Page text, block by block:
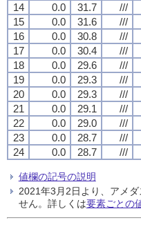
14
0.0 31.7 ///
15
0.0 31.6 ///
16
0.0 30.8 ///
17
0.0 30.4 ///
18
0.0 29.6 ///
19
0.0 29.3 ///
20
0.0 29.3 ///
21
0.0 29.1 ///
22
0.0 29.0 ///
23
0.0 28.7 ///
24
0.0 28.7 ///
値欄の記号の説明
2021年3月2日より、アメ
せん。詳しくは要素ごとの